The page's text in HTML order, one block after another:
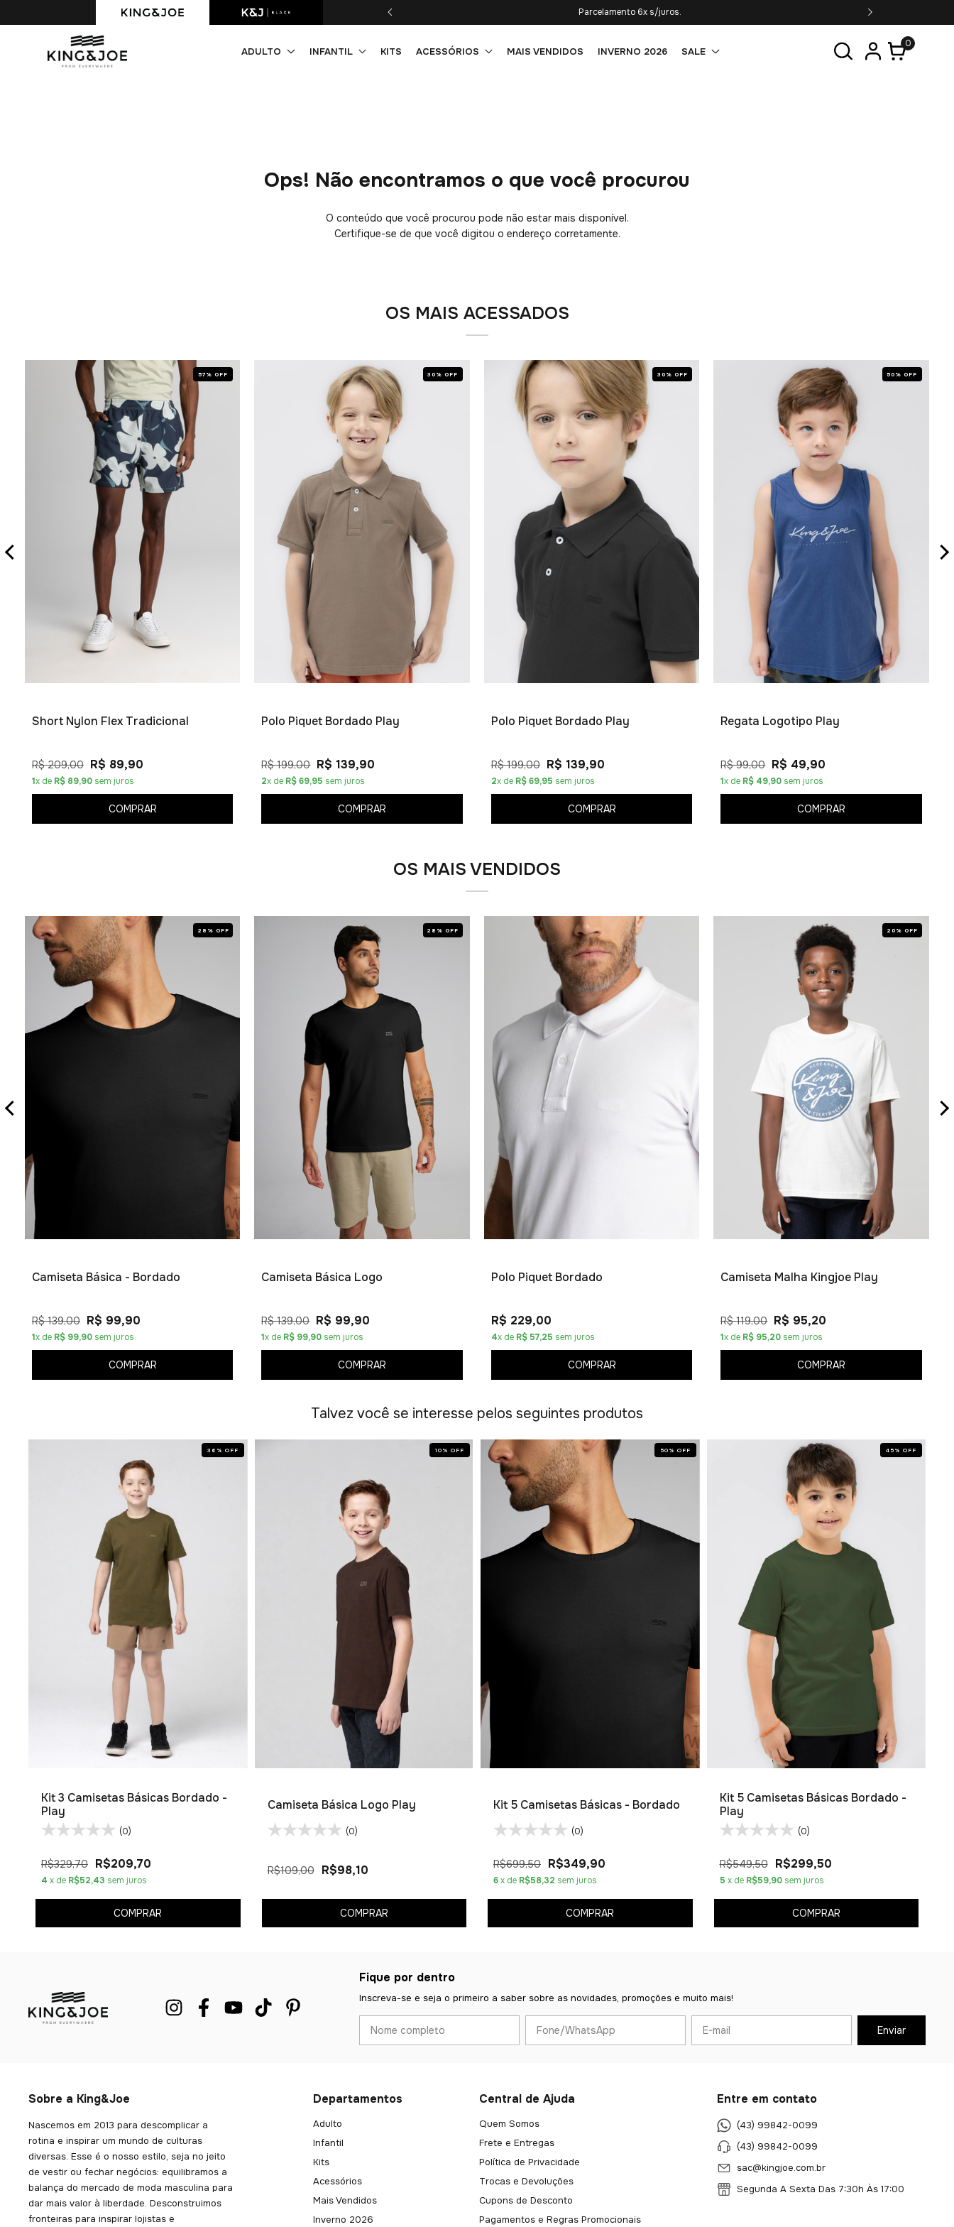
Primeira compra com 10% OFF. Cupom: PRIMEIRACOMPRA Parcelamento 6x s/juros.
ADULTO INFANTIL KITS ACESSÓRIOS MAIS VENDIDOS INVERNO 2026 SALE
0
Ops! Não encontramos o que você procurou
O conteúdo que você procurou pode não estar mais disponível.
Certifique-se de que você digitou o endereço corretamente.
OS MAIS ACESSADOS
57% OFF
Short Nylon Flex Tradicional
R$ 209,00 R$ 89,90
1x de R$ 89,90sem juros
COMPRAR
30% OFF
Polo Piquet Bordado Play
R$ 199,00 R$ 139,90
2x de R$ 69,95 sem juros
COMPRAR
30% OFF
Polo Piquet Bordado Play
R$ 199,00 R$ 139,90
2x de R$ 69,95 sem juros
COMPRAR
50% OFF
Regata Logotipo Play
R$ 99,00 R$ 49,90
1x de R$ 49,90 sem juros
COMPRAR
OS MAIS VENDIDOS
28% OFF
Camiseta Básica - Bordado
R$ 139,00 R$ 99,90
1x de R$ 99,90sem juros
COMPRAR
28% OFF
Camiseta Básica Logo
R$ 139,00 R$ 99,90
1x de R$ 99,90 sem juros
COMPRAR
Polo Piquet Bordado
R$ 229,00
4x de R$ 57,25 sem juros
COMPRAR
20% OFF
Camiseta Malha Kingjoe Play
R$ 119,00 R$ 95,20
1x de R$ 95,20 sem juros
COMPRAR
Talvez você se interesse pelos seguintes produtos
36 % OFF
Kit 3 Camisetas Básicas Bordado -
Play
(0)
R$329,70 R$209,70
4 x de R$52,43 sem juros
COMPRAR
10 % OFF
Camiseta Básica Logo Play
(0)
R$109,00 R$98,10
COMPRAR
50 % OFF
Kit 5 Camisetas Básicas - Bordado
(0)
R$699,50 R$349,90
6x de R$58,32 sem juros
COMPRAR
45 % OFF
Kit 5 Camisetas Básicas Bordado -
Play
(0)
R$549,50 R$299,50
5 x de R$59,90 sem juros
COMPRAR
Fique por dentro
Inscreva-se e seja o primeiro a saber sobre as novidades, promoções e muito mais!
Sobre a King&Joe
Nascemos em 2013 para descomplicar a
rotina e inspirar um mundo de culturas
diversas. Esse é o nosso estilo, seja no jeito
de vestir ou fechar negócios: equilibramos a
balança do mercado de moda masculina para
dar mais valor à liberdade. Desconstruimos
fronteiras para inspirar lojistas e
Departamentos
Adulto
Infantil
Kits
Acessórios
Mais Vendidos
Inverno 2026
Central de Ajuda
Quem Somos
Frete e Entregas
Política de Privacidade
Trocas e Devoluções
Cupons de Desconto
Pagamentos e Regras Promocionais
Entre em contato
(43) 99842-0099
(43) 99842-0099
sac@kingjoe.com.br
Segunda A Sexta Das 7:30h Às 17:00